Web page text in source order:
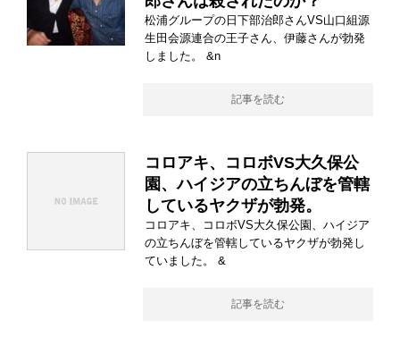
松浦グループの日下部治郎さんVS山口組源
生田会源連合の王子さん、伊藤さんが勃発
しました。 &n
記事を読む
コロアキ、コロボVS大久保公
園、ハイジアの立ちんぼを管轄
しているヤクザが勃発。
コロアキ、コロボVS大久保公園、ハイジア
の立ちんぼを管轄しているヤクザが勃発し
ていました。 &
記事を読む